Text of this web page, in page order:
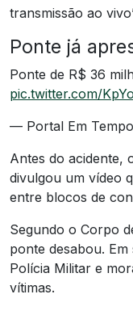
transmissão ao
Ponte já
Ponte de R$ 36
pic.twitter.com/
— Portal Em
Antes do acidente,
divulgou um vídeo
entre blocos de
Segundo o Corpo
ponte desabou.
Polícia Militar e
vítimas.